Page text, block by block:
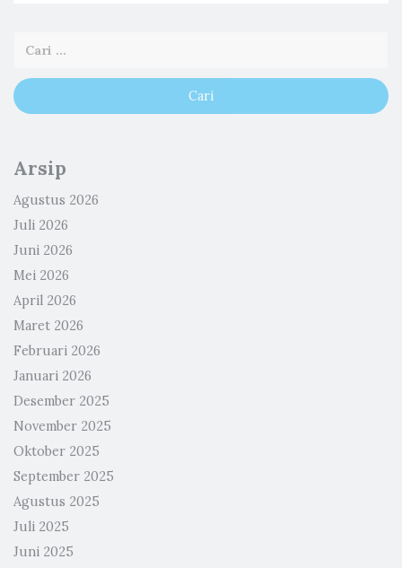
Arsip
Agustus 2026
Juli 2026
Juni 2026
Mei 2026
April 2026
Maret 2026
Februari 2026
Januari 2026
Desember 2025
November 2025
Oktober 2025
September 2025
Agustus 2025
Juli 2025
Juni 2025